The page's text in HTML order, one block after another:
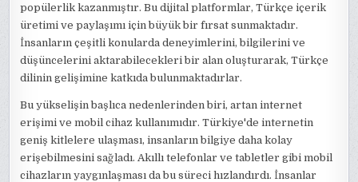
popülerlik kazanmıştır. Bu dijital platformlar, Türkçe içerik
üretimi ve paylaşımı için büyük bir fırsat sunmaktadır.
İnsanların çeşitli konularda deneyimlerini, bilgilerini ve
düşüncelerini aktarabilecekleri bir alan oluşturarak, Türkçe
dilinin gelişimine katkıda bulunmaktadırlar.
Bu yükselişin başlıca nedenlerinden biri, artan internet
erişimi ve mobil cihaz kullanımıdır. Türkiye'de internetin
geniş kitlelere ulaşması, insanların bilgiye daha kolay
erişebilmesini sağladı. Akıllı telefonlar ve tabletler gibi mobil
cihazların yaygınlaşması da bu süreci hızlandırdı. İnsanlar